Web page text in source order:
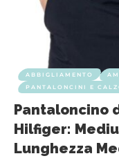
ABBIGLIAMENTO
PANTALONCINI E
Pantaloncino
Hilfiger:
Lunghezza